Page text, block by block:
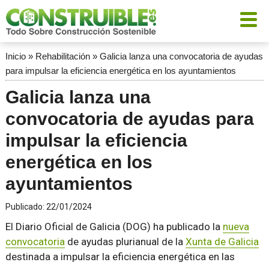
Inicio» Rehabilitación» Galicia lanza una convocatoria de ayudas
para impulsar la eficiencia energética en los ayuntamientos
Galicia lanza una
convocatoria de ayudas para
impulsar la eficiencia
energética en los
ayuntamientos
Publicado: 22/01/2024
El Diario Oficial de Galicia (DOG) ha publicado la nueva
convocatoriade ayudas plurianual de la Xunta de Galicia
destinada a impulsar la eficiencia energética en las